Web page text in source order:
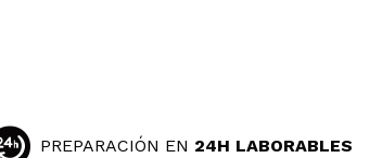
PREPARACIÓN EN 24H LABORABLES